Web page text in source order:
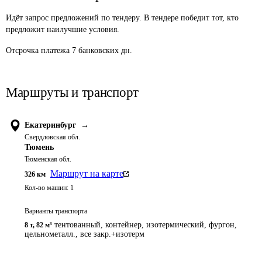
Идёт запрос предложений по тендеру. В тендере победит тот, кто
предложит наилучшие условия.
Отсрочка платежа 7 банковских дн.
Маршруты и транспорт
Екатеринбург →
Свердловская обл.
Тюмень
Тюменская обл.
326 км Маршрут на карте
Кол-во машин: 1
Варианты транспорта
8 т, 82 м³ тентованный, контейнер, изотермический, фургон,
цельнометалл., все закр.+изотерм